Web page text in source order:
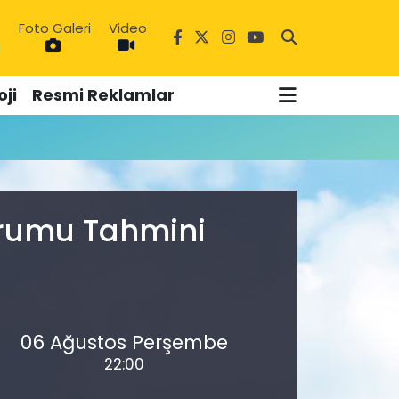
Foto Galeri Video
Resmi Reklamlar
Tahmini
06 Ağustos Perşembe
22:00